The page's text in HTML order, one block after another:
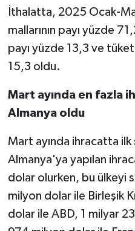
İthalatta, 2025 Ocak-
mallarının payı yüzde
payı yüzde 13,3 ve
15,3 oldu.
Mart ayında en fazla
Almanya oldu
Mart ayında ihracatta ilk
Almanya'ya yapılan
dolar olurken, bu ülkeyi
milyon dolar ile Birleşik
dolar ile ABD, 1 milyar